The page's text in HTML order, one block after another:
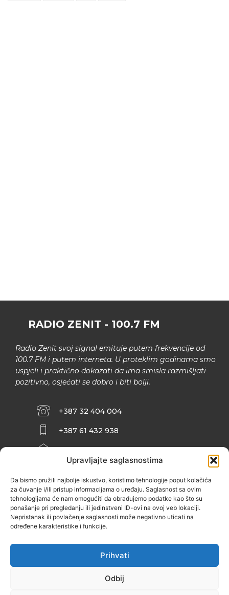
Upravljajte saglasnostima
Da bismo pružili najbolje iskustvo, koristimo tehnologije poput kolačića
za čuvanje i/ili pristup informacijama o uređaju. Saglasnost sa ovim
tehnologijama će nam omogućiti da obrađujemo podatke kao što su
ponašanje pri pregledanju ili jedinstveni ID-ovi na ovoj veb lokaciji.
Nepristanak ili povlačenje saglasnosti može negativno uticati na
određene karakteristike i funkcije.
Prihvati
Odbij
RADIO ZENIT - 100.7 FM
Radio Zenit svoj signal emituje putem frekvencije od
100.7 FM i putem interneta. U proteklim godinama smo
uspjeli i praktično dokazati da ima smisla razmišljati
pozitivno, osjećati se dobro i biti bolji.
+387 32 404 004
+387 61 432 938
INFO@ZENIT.BA
ZENIČANKA, 3. SPRAT), 72000 ZENICA